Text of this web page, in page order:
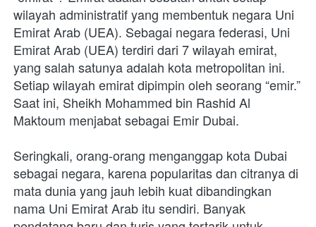
wilayah administratif yang membentuk negara Uni
Emirat Arab (UEA). Sebagai negara federasi, Uni
Emirat Arab (UEA) terdiri dari 7 wilayah emirat,
yang salah satunya adalah kota metropolitan ini.
Setiap wilayah emirat dipimpin oleh seorang “emir.”
Saat ini, Sheikh Mohammed bin Rashid Al
Maktoum menjabat sebagai Emir Dubai.
Seringkali, orang-orang menganggap kota Dubai
sebagai negara, karena popularitas dan citranya di
mata dunia yang jauh lebih kuat dibandingkan
nama Uni Emirat Arab itu sendiri. Banyak